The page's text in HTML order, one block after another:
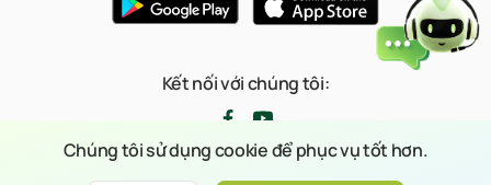
Kết nối với chúng tôi:
Chúng tôi sử dụng cookie để phục vụ tốt hơn.